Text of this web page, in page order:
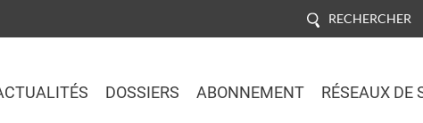
RECHERCHER
DOSSIERS ABONNEMENT RÉSEAUX DE